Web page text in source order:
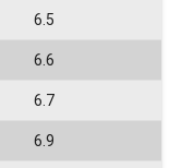
6.5
6.6
6.7
6.9